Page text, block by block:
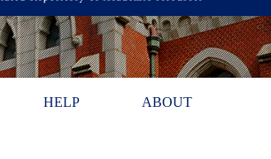
HELP ABOUT